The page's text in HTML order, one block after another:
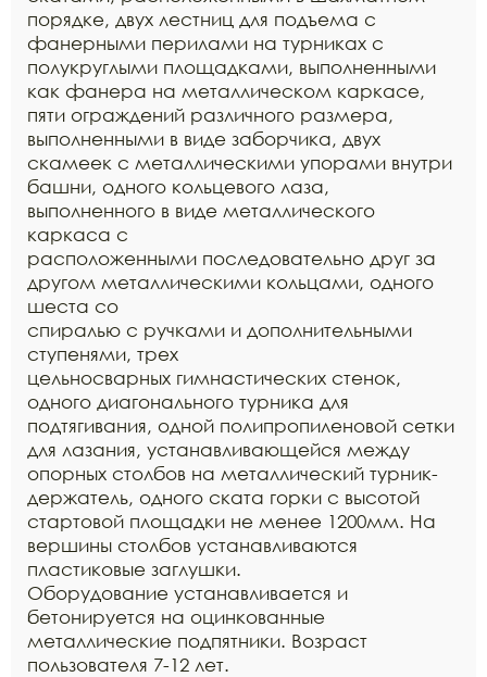
порядке, двух лестниц для подъема с
фанерными перилами на турниках с
полукруглыми площадками, выполненными
как фанера на металлическом каркасе,
пяти ограждений различного размера,
выполненными в виде заборчика, двух
скамеек с металлическими упорами внутри
башни, одного кольцевого лаза,
выполненного в виде металлического
каркаса с
расположенными последовательно друг за
другом металлическими кольцами, одного
шеста со
спиралью с ручками и дополнительными
ступенями, трех
цельносварных гимнастических стенок,
одного диагонального турника для
подтягивания, одной полипропиленовой сетки
для лазания, устанавливающейся между
опорных столбов на металлический турник-
держатель, одного ската горки с высотой
стартовой площадки не менее 1200мм. На
вершины столбов устанавливаются
пластиковые заглушки.
Оборудование устанавливается и
бетонируется на оцинкованные
металлические подпятники. Возраст
пользователя 7-12 лет.